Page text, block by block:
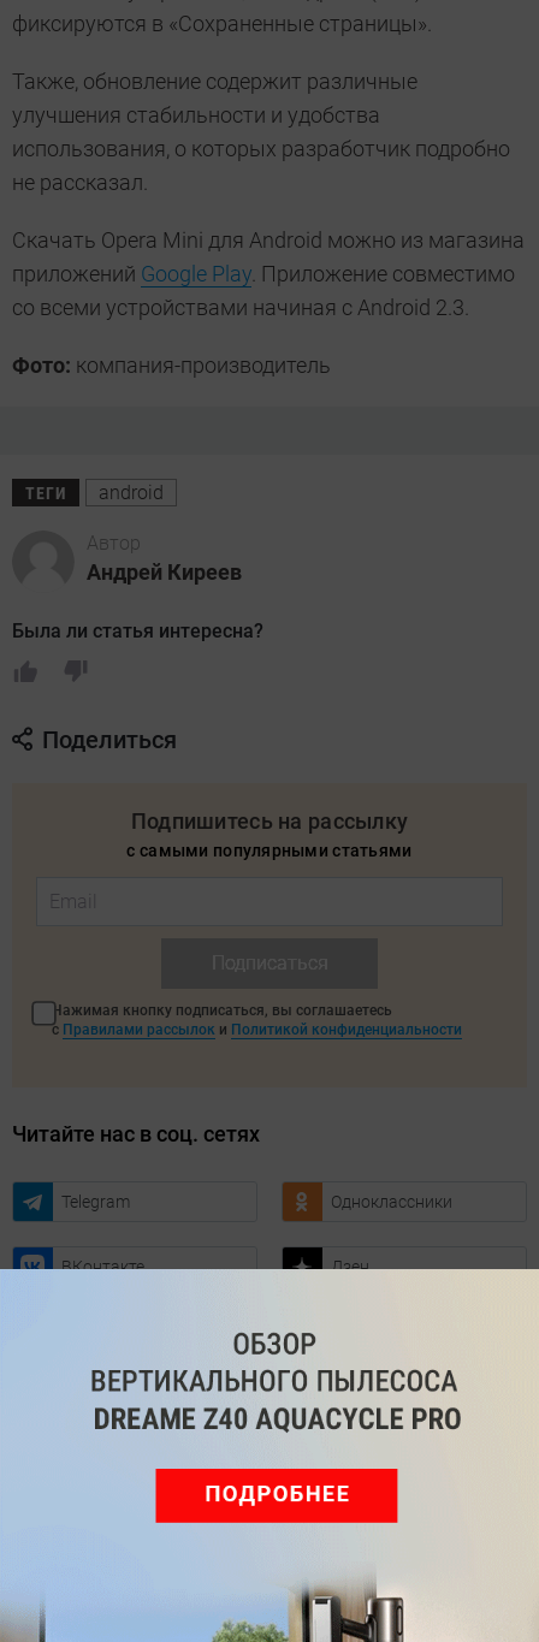
фиксируются в «Сохраненные страницы».
Также, обновление содержит различные
улучшения стабильности и удобства
использования, о которых разработчик подробно
не рассказал.
Скачать Opera Mini для Android можно из магазина
приложений Google Play. Приложение совместимо
со всеми устройствами начиная с Android 2.3.
Фото: компания-производитель
ТЕГИ android
Автор
Андрей Киреев
Была ли статья интересна?
Поделиться
Подпишитесь на рассылку
с самыми популярными статьями
Нажимая кнопку подписаться, вы соглашаетесь
с Правилами рассылок и Политикой конфиденциальности
Читайте нас в соц. сетях
Telegram Одноклассники
ВКонтакте Дзен
Комментарии Написать
Зарегистрируйтесь, чтобы
оставить комментарий